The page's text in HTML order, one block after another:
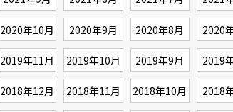
2020年10月 2020年9月 2020年8月 2020
2019年11月 2019年10月 2019年9月 2019
2018年12月 2018年11月 2018年10月 2018